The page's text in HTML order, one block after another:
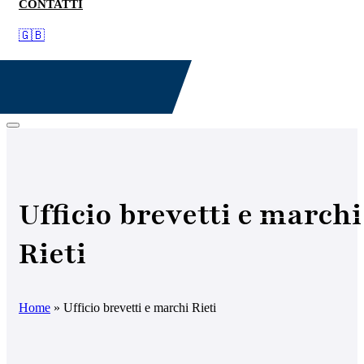
CONTATTI
🇬🇧
Ufficio brevetti e marchi
Rieti
Home » Ufficio brevetti e marchi Rieti